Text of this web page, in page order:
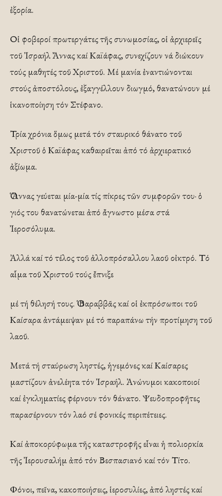
ἐξορία.
Οἱ φοβεροί πρωτεργάτες τῆς συνωμοσίας, οἱ ἀρχιερεῖς
τοῦ Ἰσραήλ Ἄννας καί Καϊάφας, συνεχίζουν νά διώκουν
τούς μαθητές τοῦ Χριστοῦ. Μέ μανία ἐναντιώνονται
στούς ἀποστόλους, ἐξαγγέλλουν διωγμό, θανατώνουν μέ
ἱκανοποίηση τόν Στέφανο.
Τρία χρόνια ὅμως μετά τόν σταυρικό θάνατο τοῦ
Χριστοῦ ὁ Καϊάφας καθαιρεῖται ἀπό τό ἀρχιερατικό
ἀξίωμα.
Ὁ Ἄννας γεύεται μία-μία τίς πίκρες τῶν συμφορῶν του· ὁ
γιός του θανατώνεται ἀπό ἄγνωστο μέσα στά
Ἰεροσόλυμα.
Ἀλλά καί τό τέλος τοῦ ἀλλοπρόσαλλου λαοῦ οἰκτρό. Τό
αἷμα τοῦ Χριστοῦ τούς ἔπνιξε
μέ τή θέλησή τους. Ὁ Βαραββᾶς καί οἱ ἐκπρόσωποι τοῦ
Καίσαρα ἀντάμειψαν μέ τό παραπάνω τήν προτίμηση τοῦ
λαοῦ.
Μετά τή σταύρωση ληστές, ἡγεμόνες καί Καίσαρες
μαστίζουν ἀνελέητα τόν Ἰσραήλ. Ἀνώνυμοι κακοποιοί
καί ἐγκληματίες φέρνουν τόν θάνατο. Ψευδοπροφῆτες
παρασέρνουν τόν λαό σέ φονικές περιπέτειες.
Καί ἀποκορύφωμα τῆς καταστροφῆς εἶναι ἡ πολιορκία
τῆς Ἰερουσαλήμ ἀπό τόν Βεσπασιανό καί τόν Τίτο.
Φόνοι, πεῖνα, κακοποιήσεις, ἱεροσυλίες, ἀπό ληστές καί